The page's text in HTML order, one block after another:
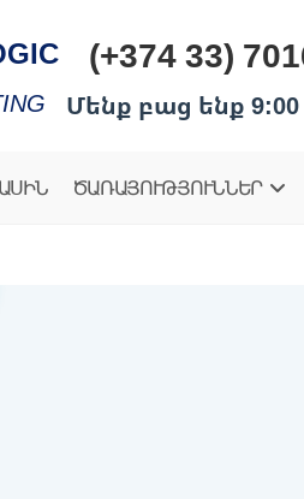
(+374 33)
Մենք բաց ենք 9:00
ԾԱՌԱՅՈՒԹՅՈՒՆՆԵՐ